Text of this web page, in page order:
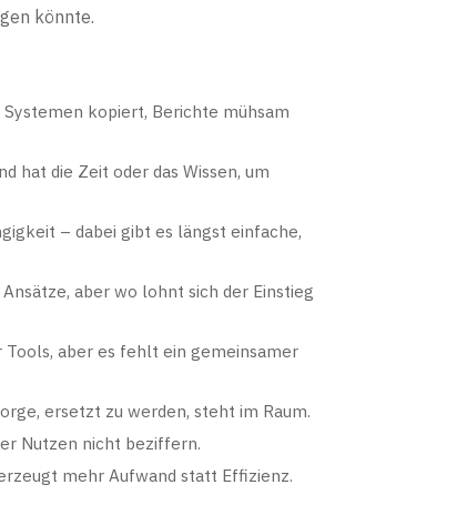
könnte.
kopiert, Berichte mühsam
hat die Zeit oder das Wissen, um
– dabei gibt es längst einfache,
aber wo lohnt sich der Einstieg
aber es fehlt ein gemeinsamer
ersetzt zu werden, steht im Raum.
Nutzen nicht beziffern.
mehr Aufwand statt Effizienz.